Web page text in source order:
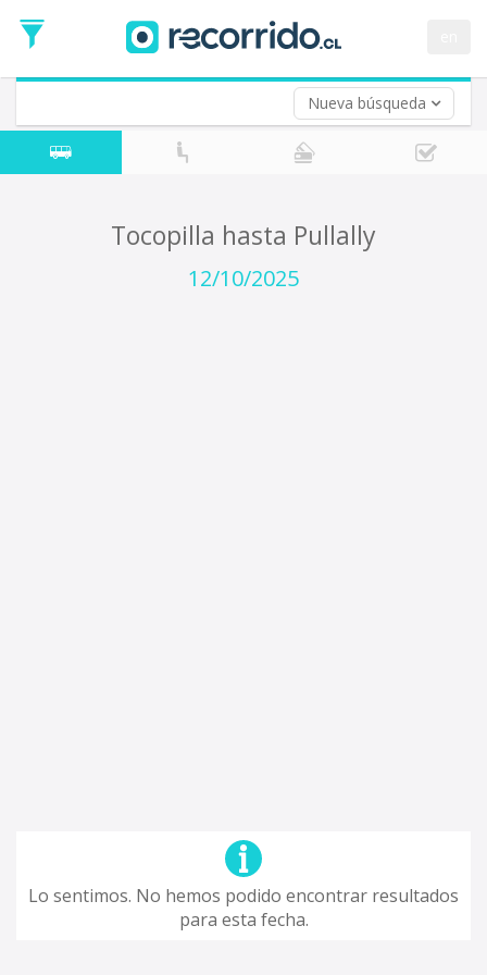
Nueva búsqueda
de
Ida
Vuelta (opcional)
Fecha
de
Tocopilla hasta Pullally
12/10/2025
Lo sentimos. No hemos podido encontrar resultados
para esta fecha.